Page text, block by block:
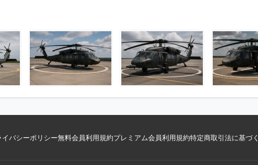
イバシーポリシー無料会員利用規約プレミアム会員利用規約特定商取引法に基づ